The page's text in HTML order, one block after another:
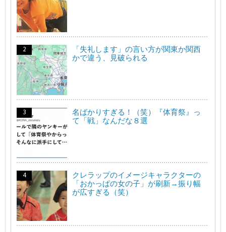
「失礼します」の言い方が関東か関西
かで違う、見破られる
名ばかりすぎる！（笑）『体育祭』っ
て「戦」なんだな８選
クレラップのイメージキャラクターの
「おかっぱの女の子」が刷新→振り幅
が広すぎる（笑）